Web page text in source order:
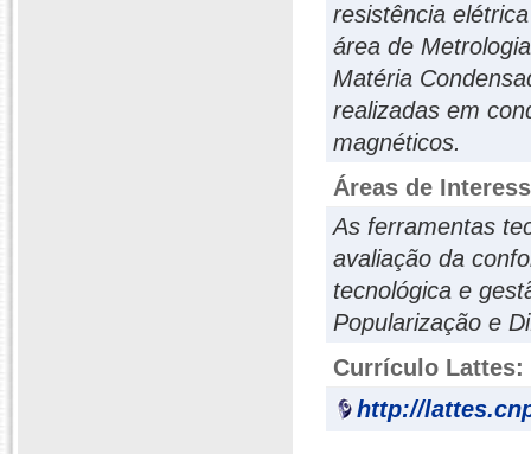
resistência
área de
Matéria
realizadas em
magnéticos.
Áreas de
As ferramentas
avaliação da
tecnológica e
Popularização e
Currículo Lattes:
http://